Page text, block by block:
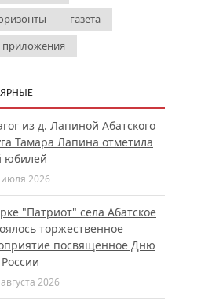
газета
из д. Лапиной Абатского
Тамара Лапина отметила
юбилей
2026
"Патриот" села Абатское
торжественное
посвящённое Дню
2026